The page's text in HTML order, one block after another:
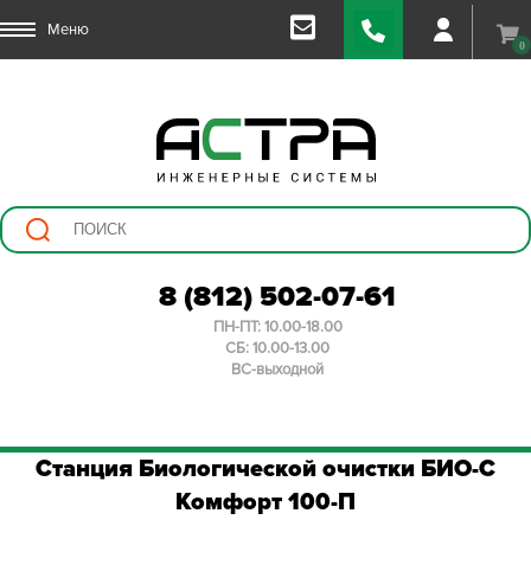
Меню
0
8 (812) 502-07-61
ПН-ПТ: 10.00-18.00
СБ: 10.00-13.00
ВС-выходной
Станция Биологической очистки БИО-С
Комфорт 100-П